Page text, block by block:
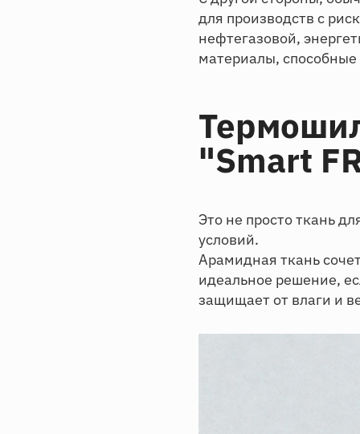
для производств с
нефтегазовой,
материалы,
"Smart
Это не просто ткань
условий.
Арамидная ткань
идеальное решение,
защищает от влаги и